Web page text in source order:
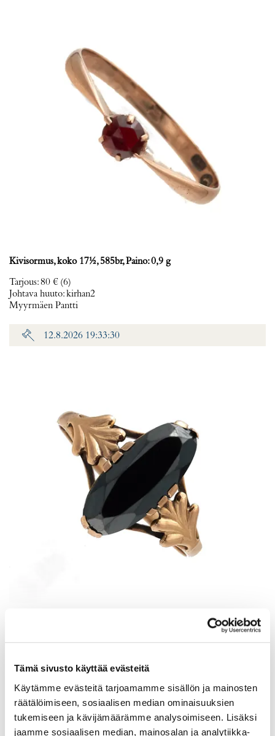
Tämä sivusto käyttää evästeitä
Käytämme evästeitä tarjoamamme sisällön ja mainosten
räätälöimiseen, sosiaalisen median ominaisuuksien
tukemiseen ja kävijämäärämme analysoimiseen. Lisäksi
jaamme sosiaalisen median, mainosalan ja analytiikka-
Kivisormus, koko 17½, 585br, Paino: 0,9 g
Tarjous:80 € (6)
Johtava huuto:kirhan2
Myyrmäen Pantti
12.8.2026 19:33:30
12.8.2026 21:00:30